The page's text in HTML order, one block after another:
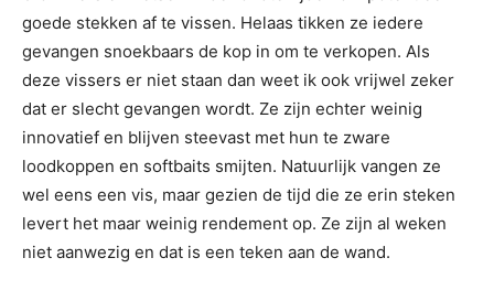
goede stekken af te vissen. Helaas tikken ze iedere
gevangen snoekbaars de kop in om te verkopen. Als
deze vissers er niet staan dan weet ik ook vrijwel zeker
dat er slecht gevangen wordt. Ze zijn echter weinig
innovatief en blijven steevast met hun te zware
loodkoppen en softbaits smijten. Natuurlijk vangen ze
wel eens een vis, maar gezien de tijd die ze erin steken
levert het maar weinig rendement op. Ze zijn al weken
niet aanwezig en dat is een teken aan de wand.